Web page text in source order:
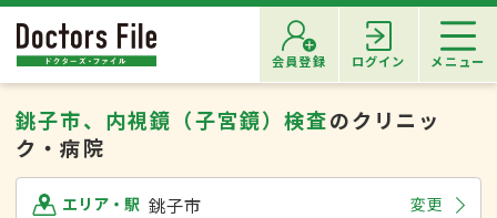
会員登録 ログイン メニュー
銚子市、内視鏡（子宮鏡）検査のクリニッ
ク・病院
エリア・駅 銚子市 変更